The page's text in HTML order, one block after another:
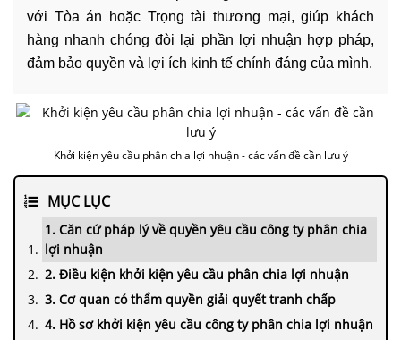
với Tòa án hoặc Trọng tài thương mại, giúp khách
hàng nhanh chóng đòi lại phần lợi nhuận hợp pháp,
đảm bảo quyền và lợi ích kinh tế chính đáng của mình.
Khởi kiện yêu cầu phân chia lợi nhuận - các vấn đề cần lưu ý
MỤC LỤC
1. Căn cứ pháp lý về quyền yêu cầu công ty phân chia
lợi nhuận
2. Điều kiện khởi kiện yêu cầu phân chia lợi nhuận
3. Cơ quan có thẩm quyền giải quyết tranh chấp
4. Hồ sơ khởi kiện yêu cầu công ty phân chia lợi nhuận